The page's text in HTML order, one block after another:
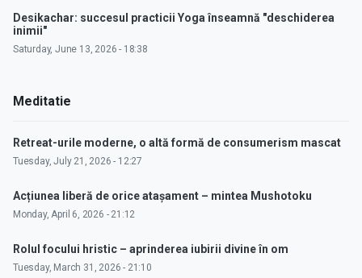
Desikachar: succesul practicii Yoga înseamnă "deschiderea
inimii"
Saturday, June 13, 2026 - 18:38
Meditatie
Retreat-urile moderne, o altă formă de consumerism mascat
Tuesday, July 21, 2026 - 12:27
Acțiunea liberă de orice atașament – mintea Mushotoku
Monday, April 6, 2026 - 21:12
Rolul focului hristic – aprinderea iubirii divine în om
Tuesday, March 31, 2026 - 21:10